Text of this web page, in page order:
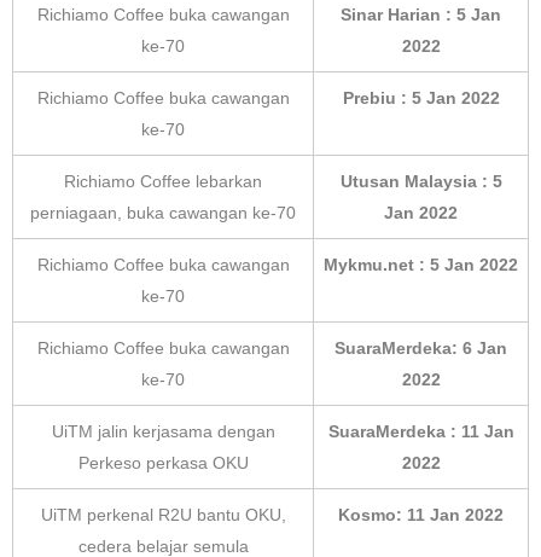
Richiamo Coffee buka cawangan
ke-70
Sinar Harian : 5 Jan
2022
Richiamo Coffee buka cawangan
ke-70
Prebiu : 5 Jan 2022
Richiamo Coffee lebarkan
perniagaan, buka cawangan ke-70
Utusan Malaysia : 5
Jan 2022
Richiamo Coffee buka cawangan
ke-70
Mykmu.net : 5 Jan 2022
Richiamo Coffee buka cawangan
ke-70
SuaraMerdeka: 6 Jan
2022
UiTM jalin kerjasama dengan
Perkeso perkasa OKU
SuaraMerdeka : 11 Jan
2022
UiTM perkenal R2U bantu OKU,
cedera belajar semula
Kosmo: 11 Jan 2022